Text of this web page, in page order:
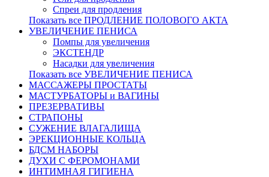
Спреи для продления
Показать все ПРОДЛЕНИЕ ПОЛОВОГО АКТА
УВЕЛИЧЕНИЕ ПЕНИСА
Помпы для увеличения
ЭКСТЕНДР
Насадки для увеличения
Показать все УВЕЛИЧЕНИЕ ПЕНИСА
МАССАЖЕРЫ ПРОСТАТЫ
МАСТУРБАТОРЫ и ВАГИНЫ
ПРЕЗЕРВАТИВЫ
СТРАПОНЫ
СУЖЕНИЕ ВЛАГАЛИЩА
ЭРЕКЦИОННЫЕ КОЛЬЦА
БДСМ НАБОРЫ
ДУХИ С ФЕРОМОНАМИ
ИНТИМНАЯ ГИГИЕНА